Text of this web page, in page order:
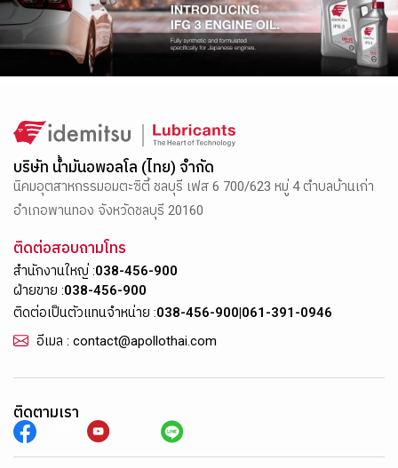
บริษัท น้ำมันอพอลโล (ไทย) จำกัด
นิคมอุตสาหกรรมอมตะซิตี้ ชลบุรี เฟส 6 700/623 หมู่ 4 ตำบลบ้านเก่า
อำเภอพานทอง จังหวัดชลบุรี 20160
ติดต่อสอบถามโทร
สำนักงานใหญ่ :038-456-900
ฝ่ายขาย :038-456-900
ติดต่อเป็นตัวแทนจำหน่าย :038-456-900|061-391-0946
อีเมล : contact@apollothai.com
ติดตามเรา